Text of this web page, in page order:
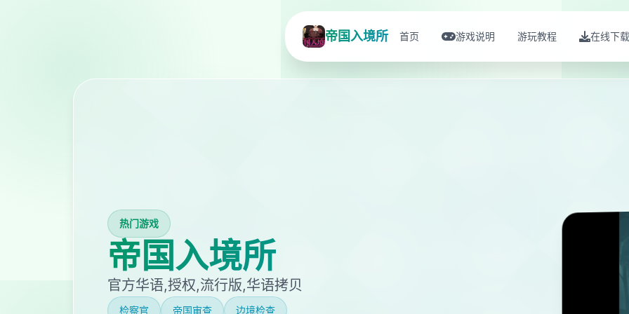
帝国入境所 首页 游戏说明 游玩教程 在线下载
热门游戏
帝国入境所
官方华语,授权,流行版,华语拷贝
检察官 帝国审查 边境检查